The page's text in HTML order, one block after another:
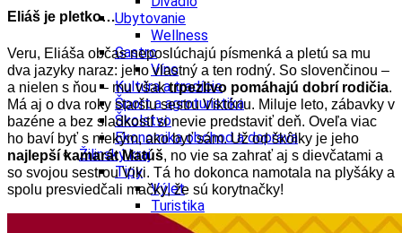
Ubytovanie
Wellness
Gastro
Víno
Kultúra a tradície
Šport a agroturistika
Školstvo
Ekonomika obchod a doprava
Žilinský kraj
Tipy
Výlet
Turistika
Cyklistika
Eliáš je pletko…
Veru, Eliáša občas neposlúchajú písmenká a pletú sa mu
dva jazyky naraz: jeho vlastný a ten rodný. So slovenčinou –
a nielen s ňou – mu všaktrpezlivo pomáhajú dobrí rodičia.
Má aj o dva roky staršiu sestru Viktóriu. Miluje leto, zábavky v
bazéne a bez sladkostí si nevie predstaviť deň. Oveľa viac
ho baví byť s niekým, ako byť sám. Už od škôlky je jeho
najlepší kamarát Matúš, no vie sa zahrať aj s dievčatami a
so svojou sestrou Viki. Tá ho dokonca namotala na plyšáky a
spolu presviedčali mačky, že sú korytnačky!